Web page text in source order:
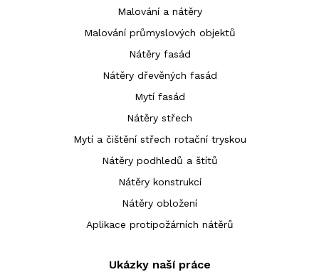
Malování a nátěry
Malování průmyslových objektů
Nátěry fasád
Nátěry dřevěných fasád
Mytí fasád
Nátěry střech
Mytí a čištění střech rotační tryskou
Nátěry podhledů a štítů
Nátěry konstrukcí
Nátěry obložení
Aplikace protipožárních nátěrů
Ukázky naší práce